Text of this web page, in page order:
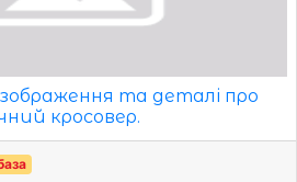
та деталі про
кросовер.